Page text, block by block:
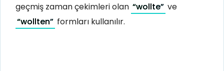
geçmiş zaman çekimleri olan “wollte” ve
“wollten” formları kullanılır.